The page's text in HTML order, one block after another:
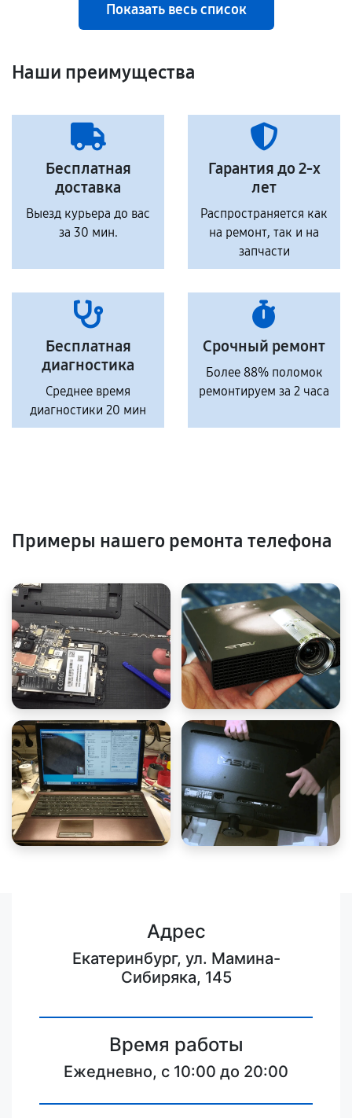
Показать весь список
Наши преимущества
Бесплатная
доставка
Выезд курьера до вас
за 30 мин.
Гарантия до 2-х
лет
Распространяется как
на ремонт, так и на
запчасти
Бесплатная
диагностика
Среднее время
диагностики 20 мин
Срочный ремонт
Более 88% поломок
ремонтируем за 2 часа
Примеры нашего ремонта телефона
Адрес
Екатеринбург, ул. Мамина-
Сибиряка, 145
Время работы
Ежедневно, с 10:00 до 20:00